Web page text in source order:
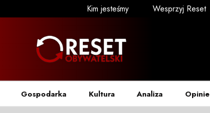
Kim jesteśmy Wesprzyj Reset
Gospodarka Kultura Analiza Opinie